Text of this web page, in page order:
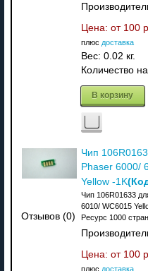
Цена: от 100
плюс доставка
Вес: 0.02 кг.
Количество
В корзину
Отзывов (0)
Чип
Phaser 6000/
Yellow -1K
Чип 106R01633
6010/ WC6015
Ресурс 1000
Цена: от 100
плюс доставка